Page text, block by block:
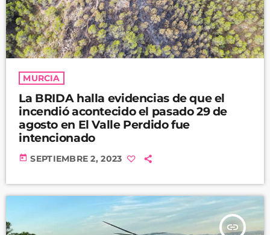
MURCIA
La BRIDA halla evidencias de que el
incendió acontecido el pasado 29 de
agosto en El Valle Perdido fue
intencionado
today SEPTIEMBRE 2, 2023
insert_link